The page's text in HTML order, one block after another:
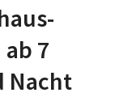
7
Nacht